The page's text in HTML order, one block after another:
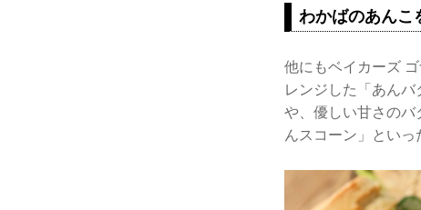
わかばのあんこ
他にもベイカーズ
レンジした「あんバ
や、優しい甘さのバ
んスコーン」といっ